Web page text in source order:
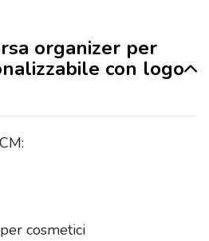
organizer per
con logo
cosmetici